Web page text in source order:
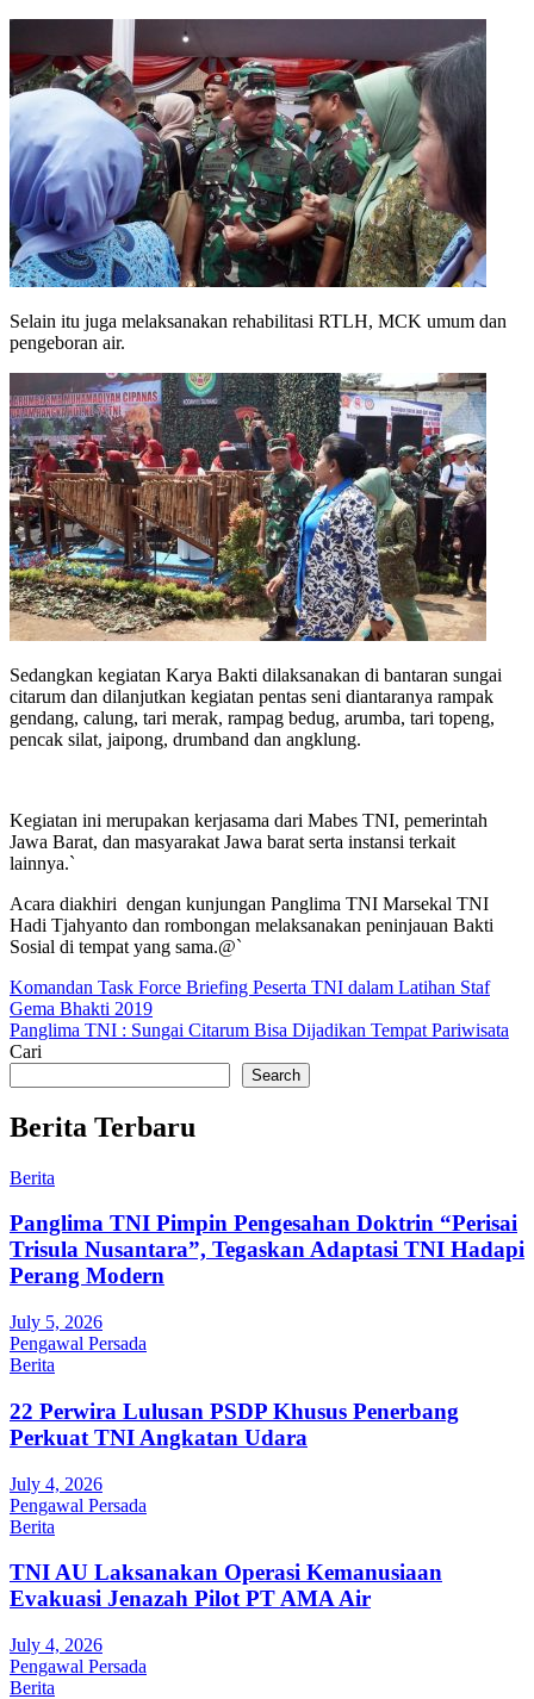
Selain itu juga melaksanakan rehabilitasi RTLH, MCK umum dan
pengeboran air.
Sedangkan kegiatan Karya Bakti dilaksanakan di bantaran sungai
citarum dan dilanjutkan kegiatan pentas seni diantaranya rampak
gendang, calung, tari merak, rampag bedug, arumba, tari topeng,
pencak silat, jaipong, drumband dan angklung.
Kegiatan ini merupakan kerjasama dari Mabes TNI, pemerintah
Jawa Barat, dan masyarakat Jawa barat serta instansi terkait
lainnya.`
Acara diakhiri dengan kunjungan Panglima TNI Marsekal TNI
Hadi Tjahyanto dan rombongan melaksanakan peninjauan Bakti
Sosial di tempat yang sama.@`
Post
navigation
Komandan Task Force Briefing Peserta TNI dalam Latihan Staf
Gema Bhakti 2019
Panglima TNI : Sungai Citarum Bisa Dijadikan Tempat Pariwisata
Cari
Search
Berita Terbaru
Berita
Panglima TNI Pimpin Pengesahan Doktrin “Perisai
Trisula Nusantara”, Tegaskan Adaptasi TNI Hadapi
Perang Modern
July 5, 2026
Pengawal Persada
Berita
22 Perwira Lulusan PSDP Khusus Penerbang
Perkuat TNI Angkatan Udara
July 4, 2026
Pengawal Persada
Berita
TNI AU Laksanakan Operasi Kemanusiaan
Evakuasi Jenazah Pilot PT AMA Air
July 4, 2026
Pengawal Persada
Berita